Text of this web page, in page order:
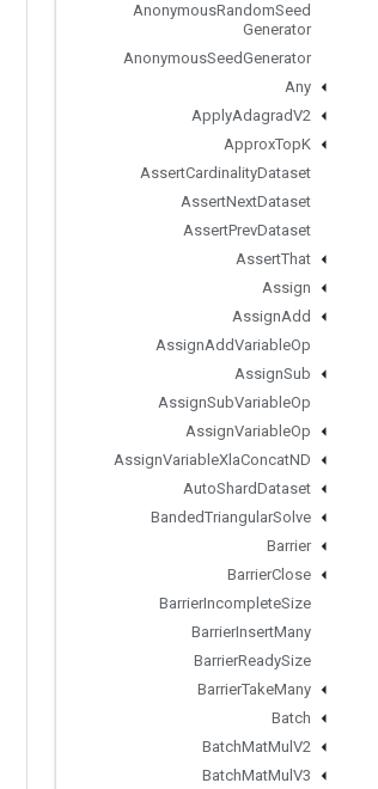
AnonymousRandomSeed
Generator
AnonymousSeedGenerator
Any
ApplyAdagradV2
ApproxTopK
AssertCardinalityDataset
AssertNextDataset
AssertPrevDataset
AssertThat
Assign
AssignAdd
AssignAddVariableOp
AssignSub
AssignSubVariableOp
AssignVariableOp
AssignVariableXlaConcatND
AutoShardDataset
BandedTriangularSolve
Barrier
BarrierClose
BarrierIncompleteSize
BarrierInsertMany
BarrierReadySize
BarrierTakeMany
Batch
BatchMatMul V2
BatchMatMul V3